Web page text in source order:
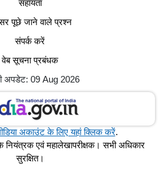
सहायता
पूछे जाने वाले प्रश्न
संपर्क करें
वेब सूचना प्रबंधक
अपडेट: 09 Aug 2026
अकाउंट के लिए यहां क्लिक करें.
नियंत्रक एवं महालेखापरीक्षक। सभी अधिकार
सुरक्षित।